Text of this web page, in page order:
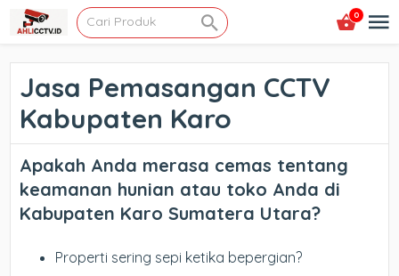
0
Jasa Pemasangan CCTV
Kabupaten Karo
Apakah Anda merasa cemas tentang
keamanan hunian atau toko Anda di
Kabupaten Karo Sumatera Utara?
Properti sering sepi ketika bepergian?